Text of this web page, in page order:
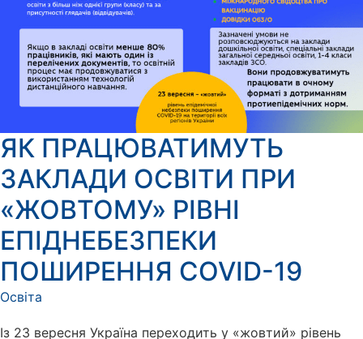
ЯК ПРАЦЮВАТИМУТЬ
ЗАКЛАДИ ОСВІТИ ПРИ
«ЖОВТОМУ» РІВНІ
ЕПІДНЕБЕЗПЕКИ
ПОШИРЕННЯ COVID-19
Освіта
Із 23 вересня Україна переходить у «жовтий» рівень